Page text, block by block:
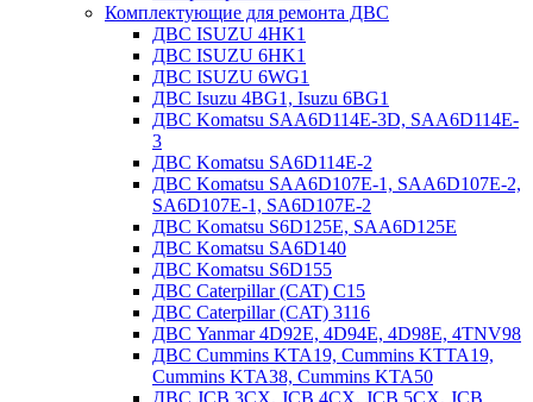
Комплектующие для ремонта ДВС
ДВС ISUZU 4HK1
ДВС ISUZU 6HK1
ДВС ISUZU 6WG1
ДВС Isuzu 4BG1, Isuzu 6BG1
ДВС Komatsu SAA6D114E-3D, SAA6D114E-
3
ДВС Komatsu SA6D114E-2
ДВС Komatsu SAA6D107E-1, SAA6D107E-2,
SA6D107E-1, SA6D107E-2
ДВС Komatsu S6D125E, SAA6D125E
ДВС Komatsu SA6D140
ДВС Komatsu S6D155
ДВС Caterpillar (CAT) C15
ДВС Caterpillar (CAT) 3116
ДВС Yanmar 4D92E, 4D94E, 4D98E, 4TNV98
ДВС Cummins KTA19, Cummins KTTA19,
Cummins KTA38, Cummins KTA50
ДВС JCB 3CX, JCB 4CX, JCB 5CX, JCB